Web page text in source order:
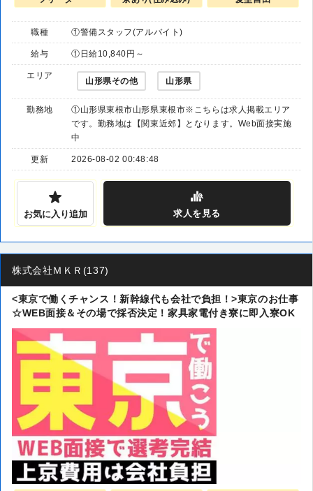
職種 ①警備スタッフ(アルバイト)
給与 ①日給10,840円～
エリア
山形県その他 山形県
勤務地
①山形県東根市山形県東根市※こちらは求人掲載エリア
です。勤務地は【関東近郊】となります。Web面接実施
中
更新 2026-08-02 00:48:48
お気に入り追加 求人を見る
株式会社ＭＫＲ(137)
<東京で働くチャンス！新幹線代も会社で負担！>東京のお仕事
☆WEB面接＆その場で採否決定！家具家電付き寮に即入寮OK